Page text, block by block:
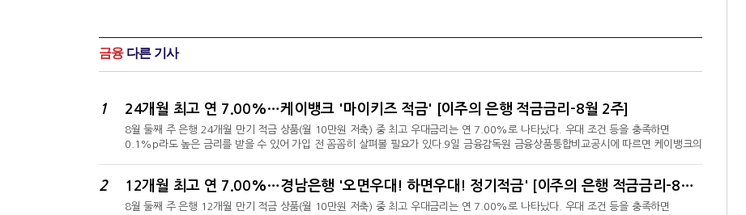
금융다른 기사
1 24개월 최고 연 7.00%…케이뱅크 '마이키즈 적금' [이주의 은행 적금금리-8월 2주]
8월 둘째 주 은행 24개월 만기 적금 상품(월 10만원 저축) 중 최고 우대금리는 연 7.00%로 나타났다. 우대 조건 등을 충족하면
0.1%p라도 높은 금리를 받을 수 있어 가입 전 꼼꼼히 살펴볼 필요가 있다.9일 금융감독원 금융상품통합비교공시에 따르면 케이뱅크의
주은행 'MZ 플랜적금'은 최고 우대금리 5.15%를 제공한다. 이 상품의 세전이자율은 3.15%이며 ▲매월 1회 이상 지속
2 12개월 최고 연 7.00%…경남은행 '오면우대! 하면우대! 정기적금' [이주의 은행 적금금리-8월 2주]
8월 둘째 주 은행 12개월 만기 적금 상품(월 10만원 저축) 중 최고 우대금리는 연 7.00%로 나타났다. 우대 조건 등을 충족하면